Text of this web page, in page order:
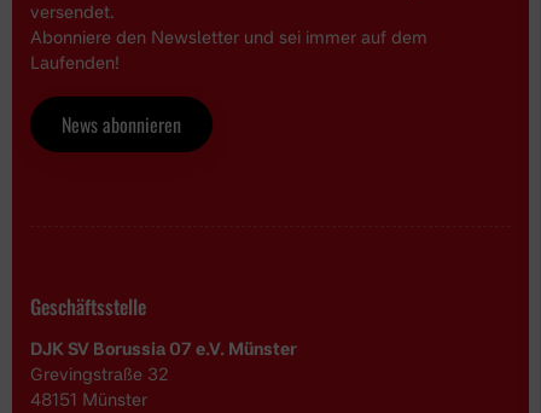
versendet.
Abonniere den Newsletter und sei immer auf dem
Laufenden!
News abonnieren
Geschäftsstelle
DJK SV Borussia 07 e.V. Münster
Grevingstraße 32
48151 Münster